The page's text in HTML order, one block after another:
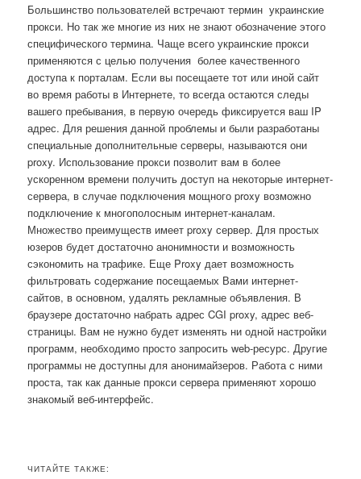
Большинство пользователей встречают термин украинские
прокси. Но так же многие из них не знают обозначение этого
специфического термина. Чаще всего украинские прокси
применяются с целью получения более качественного
доступа к порталам. Если вы посещаете тот или иной сайт
во время работы в Интернете, то всегда остаются следы
вашего пребывания, в первую очередь фиксируется ваш IP
адрес. Для решения данной проблемы и были разработаны
специальные дополнительные серверы, называются они
proxy. Использование прокси позволит вам в более
ускоренном времени получить доступ на некоторые интернет-
сервера, в случае подключения мощного proxy возможно
подключение к многополосным интернет-каналам.
Множество преимуществ имеет proxy сервер. Для простых
юзеров будет достаточно анонимности и возможность
сэкономить на трафике. Еще Proxy дает возможность
фильтровать содержание посещаемых Вами интернет-
сайтов, в основном, удалять рекламные объявления. В
браузере достаточно набрать адрес CGI proxy, адрес веб-
страницы. Вам не нужно будет изменять ни одной настройки
программ, необходимо просто запросить web-ресурс. Другие
программы не доступны для анонимайзеров. Работа с ними
проста, так как данные прокси сервера применяют хорошо
знакомый веб-интерфейс.
ЧИТАЙТЕ ТАКЖЕ: